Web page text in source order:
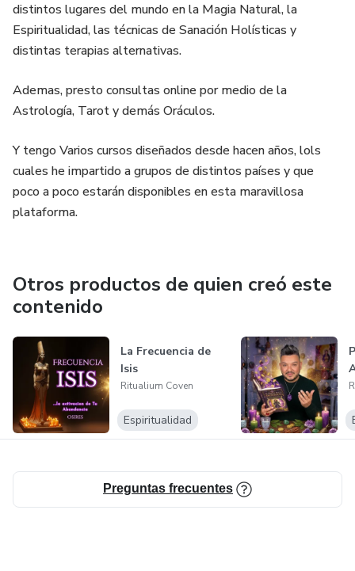
distintos lugares del mundo en la Magia Natural, la
Espiritualidad, las técnicas de Sanación Holísticas y
distintas terapias alternativas.
Ademas, presto consultas online por medio de la
Astrología, Tarot y demás Oráculos.
Y tengo Varios cursos diseñados desde hacen años, lols
cuales he impartido a grupos de distintos países y que
poco a poco estarán disponibles en esta maravillosa
plataforma.
Otros productos de quien creó este
contenido
La Frecuencia de
Isis
Ritualium Coven
Espiritualidad
Preguntas frecuentes